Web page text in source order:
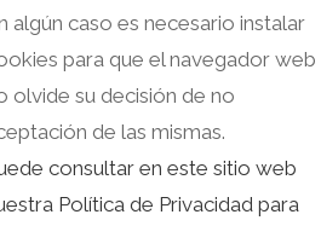
algún caso es necesario instalar
para que el navegador web
olvide su decisión de no
de las mismas.
consultar en este sitio web
Política de Privacidad para